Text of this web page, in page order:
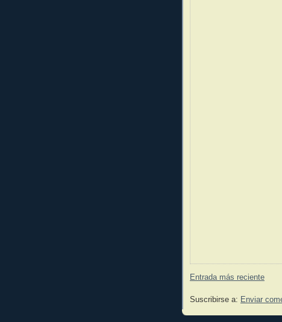
Entrada más reciente
Suscribirse a: Enviar